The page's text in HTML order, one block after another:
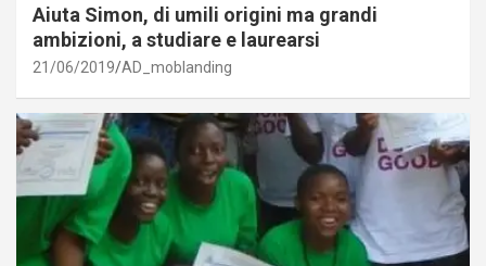
Aiuta Simon, di umili origini ma grandi
ambizioni, a studiare e laurearsi
21/06/2019 AD_moblanding